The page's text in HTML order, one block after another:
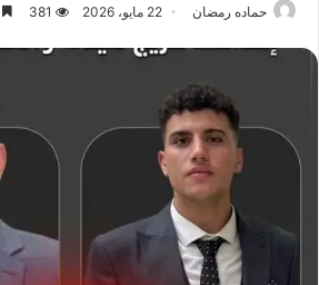
حماده رمضان 22 مايو، 2026 381